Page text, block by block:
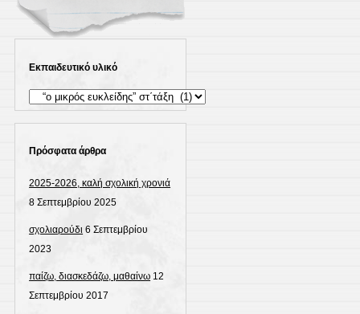
Εκπαιδευτικό υλικό
Εκπαιδευτικό
Πρόσφατα άρθρα
2025-2026, καλή σχολική χρονιά
8 Σεπτεμβρίου 2025
σχολιαρούδι 6 Σεπτεμβρίου
2023
παίζω, διασκεδάζω, μαθαίνω 12
Σεπτεμβρίου 2017